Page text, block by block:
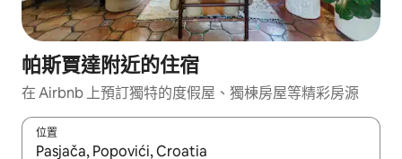
帕斯賈達附近的住宿
在 Airbnb 上預訂獨特的度假屋、獨棟房屋等精彩房源
位置
如有搜尋結果，瀏覽內容時請使用上下箭頭，或輕點、滑動裝置。